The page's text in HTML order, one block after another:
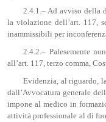
2.4.1.– Ad avviso della
la violazione dell’art. 117,
inammissibili per
2.4.2.– Palesemente
all’art. 117, terzo comma,
Evidenzia, al riguardo,
dall’Avvocatura generale
impone al medico in
attività professionale al di